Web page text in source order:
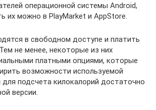
операционной системы Android,
их можно в PlayMarket и AppStore.
в свободном доступе и платить
не менее, некоторые из них
платными опциями, которые
возможности используемой
подсчета килокалорий достаточно
версии.